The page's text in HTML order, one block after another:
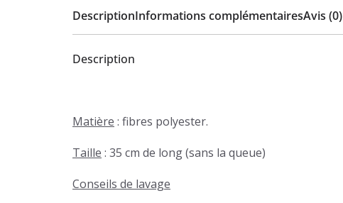
DescriptionInformations complémentairesAvis (0)
Description
Matière : fibres polyester.
Taille : 35 cm de long (sans la queue)
Conseils de lavage